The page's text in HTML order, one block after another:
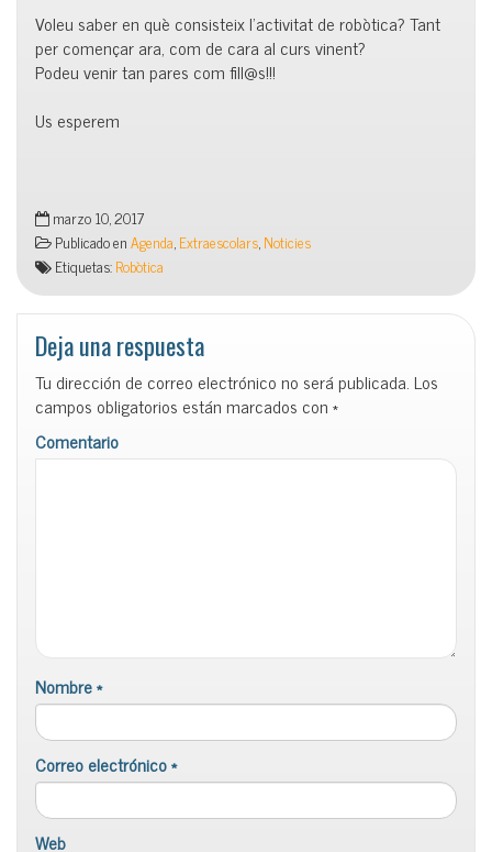
Voleu saber en què consisteix l’activitat de robòtica? Tant
per començar ara, com de cara al curs vinent?
Podeu venir tan pares com fill@s!!!
Us esperem
marzo 10, 2017
Publicado enAgenda,Extraescolars,Noticies
Etiquetas:Robòtica
Deja una respuesta
Tu dirección de correo electrónico no será publicada. Los
campos obligatorios están marcados con*
Comentario
Nombre*
Correo electrónico*
Web